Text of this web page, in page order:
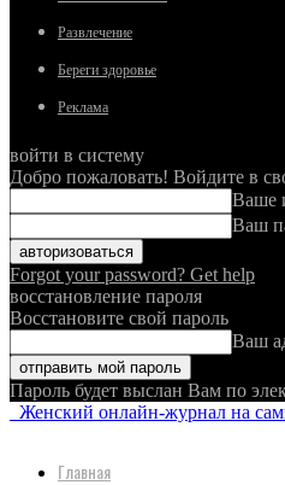
Развлечение
Береги здоровье
Реклама
войти в систему
Добро пожаловать! Войдите в
Ваше
Ваш
Forgot your password? Get help
восстановление пароля
Восстановите свой пароль
Ваш
Пароль будет выслан Вам по
Женский онлайн-журнал на
Главная